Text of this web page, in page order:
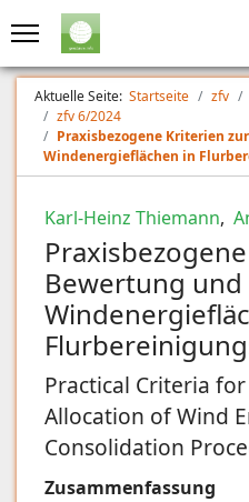
Aktuelle Seite: Startseite zfv
zfv 6/2024
Praxisbezogene Kriterien
Windenergieflächen in
Karl-Heinz Thiemann,
Bewertung
Practical Criteria
Allocation of Wind
Consolidation
Zusammenfassung